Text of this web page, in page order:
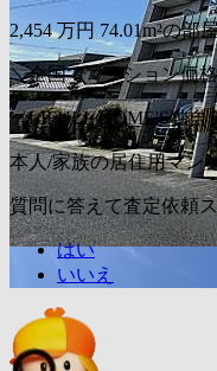
2,454 万円 74.01m²の部
＼全国でマンション価
（LIFULL HOME'S独自
本人/家族の居住用マン
質問に答えて査定依頼
はい
いいえ